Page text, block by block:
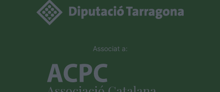
Associat a: